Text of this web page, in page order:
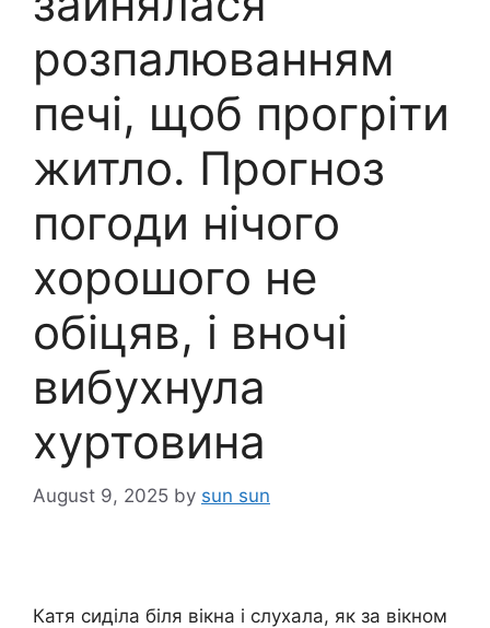
розпалюванням
печі, щоб прогріти
житло. Прогноз
погоди нічого
хорошого не
обіцяв, і вночі
вибухнула
хуртовина
August 9, 2025 by sun sun
Катя сиділа біля вікна і слухала, як за вікном